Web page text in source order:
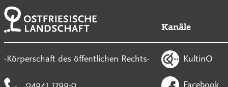
-Körperschaft des öffentlichen Rechts-
04941 1799-0
Kanäle
KultinO
Facebook